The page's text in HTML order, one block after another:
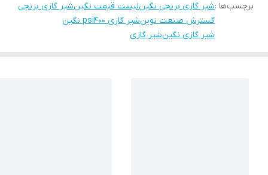
برچسب‌ها :شیر گازی برنجی نگینلیست قیمت نگینشیر گازی برنجی
گسترش صنعت نوینشیر گازی psi400 نگین
شیر گازی نگینشیر گازی